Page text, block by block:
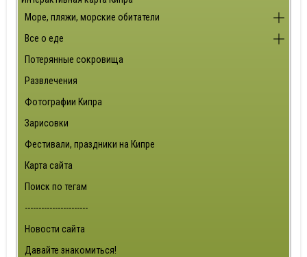
Море, пляжи, морские обитатели
Все о еде
Потерянные сокровища
Развлечения
Фотографии Кипра
Зарисовки
Фестивали, праздники на Кипре
Карта сайта
Поиск по тегам
-----------------------
Новости сайта
Давайте знакомиться!